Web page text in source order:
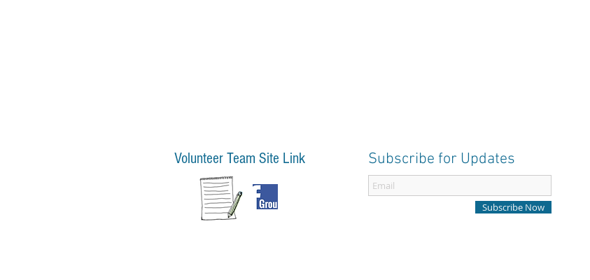
Volunteer Team Site Link Subscribe for Updates
Subscribe Now